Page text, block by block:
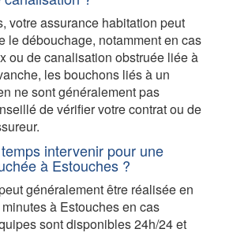
votre assurance habitation peut
le débouchage, notamment en cas
ou de canalisation obstruée liée à
les bouchons liés à un
ne sont généralement pas
de vérifier votre contrat ou de
intervenir pour une
à Estouches ?
généralement être réalisée en
à Estouches en cas
sont disponibles 24h/24 et